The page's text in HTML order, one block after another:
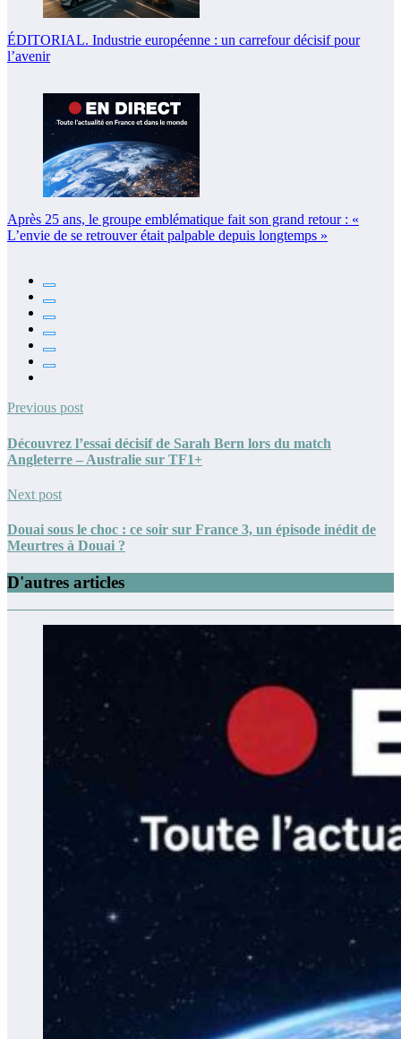
ÉDITORIAL. Industrie européenne : un carrefour décisif pour
l’avenir
Après 25 ans, le groupe emblématique fait son grand retour : «
L’envie de se retrouver était palpable depuis longtemps »
Previous post
Découvrez l’essai décisif de Sarah Bern lors du match
Angleterre – Australie sur TF1+
Next post
Douai sous le choc : ce soir sur France 3, un épisode inédit de
Meurtres à Douai ?
D'autres articles